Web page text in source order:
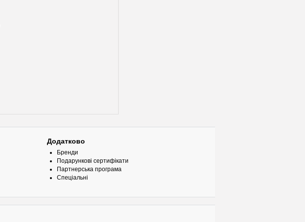
Додатково
Бренди
Подарункові сертифікати
Партнерська програма
Спеціальні